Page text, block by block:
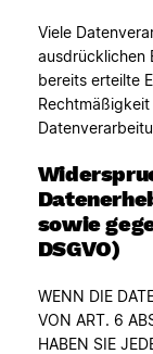
Viele
ausdrücklichen
bereits erteilte
sowie
DSGVO)
WENN DIE
VON ART. 6
HABEN SIE